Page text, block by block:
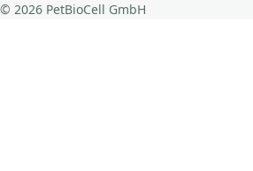
© 2026 PetBioCell GmbH